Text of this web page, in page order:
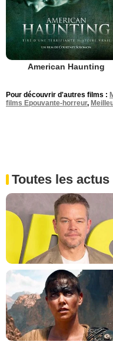
American Haunting
Pour découvrir d'autres films :
films Epouvante-horreur,
Toutes les actus